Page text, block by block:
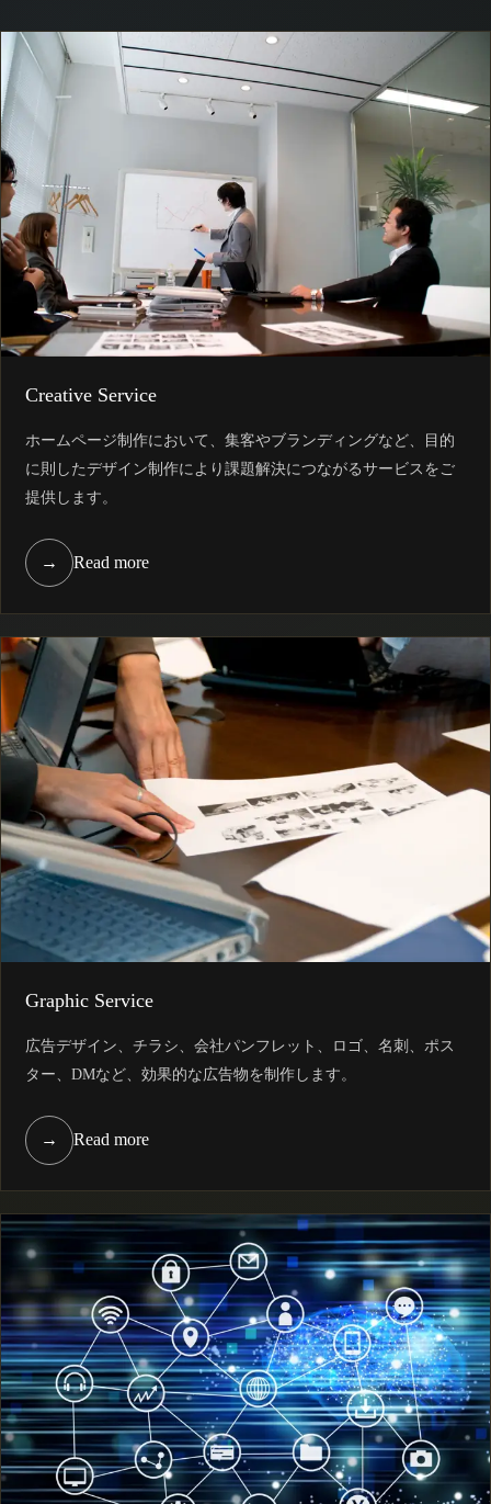
Creative Service
ホームページ制作において、集客やブランディングなど、目的
に則したデザイン制作により課題解決につながるサービスをご
提供します。
→ Read more
Graphic Service
広告デザイン、チラシ、会社パンフレット、ロゴ、名刺、ポス
ター、DMなど、効果的な広告物を制作します。
→ Read more